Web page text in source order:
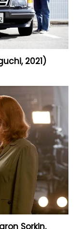
2021)
Sorkin,